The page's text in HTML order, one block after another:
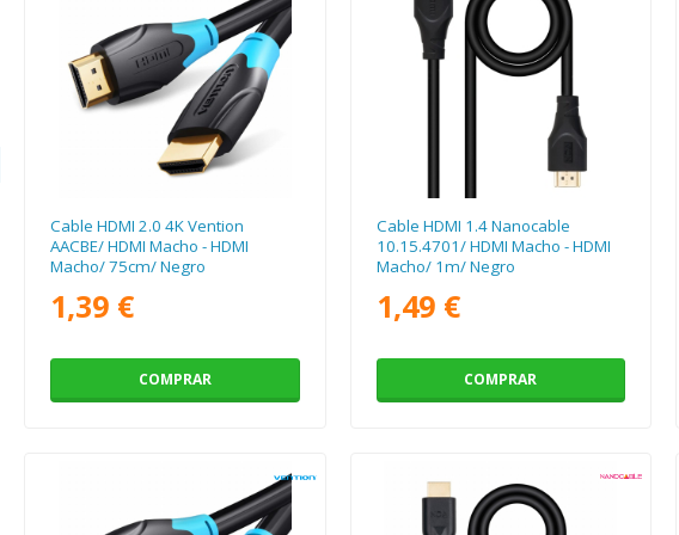
Cable HDMI 2.0 4K Vention
AACBE/ HDMI Macho - HDMI
Macho/ 75cm/ Negro
1,39 €
COMPRAR
Cable HDMI 1.4 Nanocable
10.15.4701/ HDMI Macho - HDMI
Macho/ 1m/ Negro
1,49 €
COMPRAR